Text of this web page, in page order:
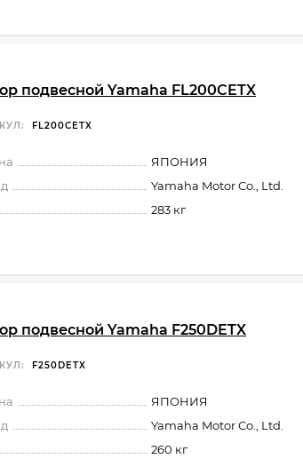
подвесной Yamaha FL200CETX
FL200CETX
ЯПОНИЯ
Yamaha Motor Co., Ltd.
283 кг
подвесной Yamaha F250DETX
F250DETX
ЯПОНИЯ
Yamaha Motor Co., Ltd.
260 кг